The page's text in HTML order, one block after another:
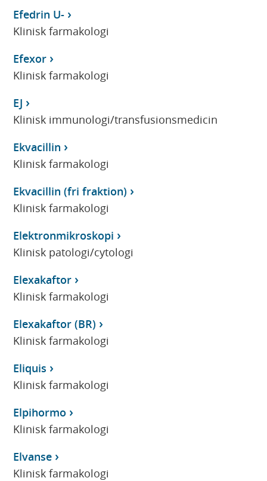
Efedrin U-
Klinisk farmakologi
Efexor
Klinisk farmakologi
EJ
Klinisk immunologi/transfusionsmedicin
Ekvacillin
Klinisk farmakologi
Ekvacillin (fri fraktion)
Klinisk farmakologi
Elektronmikroskopi
Klinisk patologi/cytologi
Elexakaftor
Klinisk farmakologi
Elexakaftor (BR)
Klinisk farmakologi
Eliquis
Klinisk farmakologi
Elpihormo
Klinisk farmakologi
Elvanse
Klinisk farmakologi